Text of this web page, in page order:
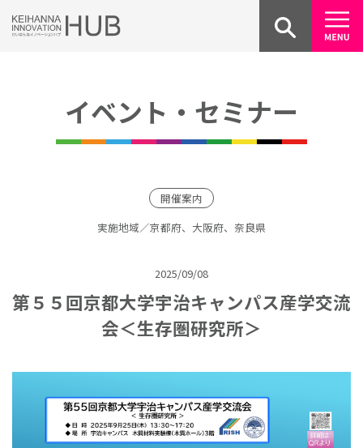
Skip
to
イベント・セミナー
開催案内
実施地域／京都府、大阪府、奈良県
2025/09/08
第５５回京都大学宇治キャンパス産学交流
会＜生存圏研究所＞